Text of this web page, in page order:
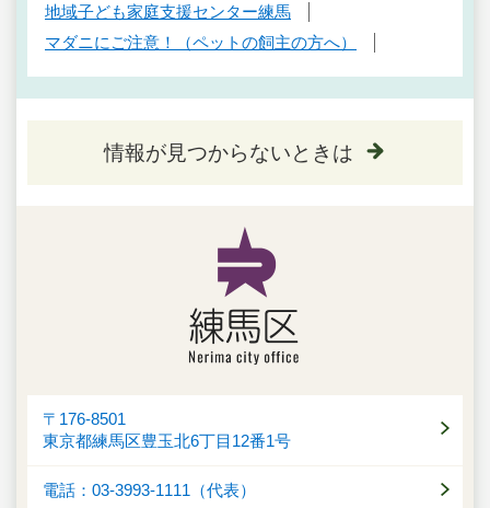
地域子ども家庭支援センター練馬
マダニにご注意！（ペットの飼主の方へ）
情報が見つからないときは
〒176-8501
東京都練馬区豊玉北6丁目12番1号
電話：03-3993-1111（代表）